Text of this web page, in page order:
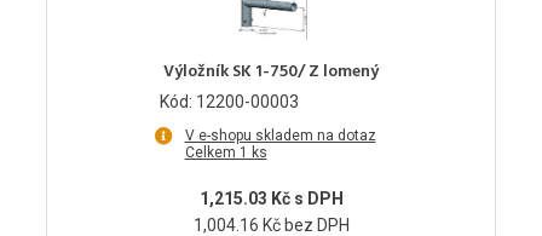
Výložník SK 1-750/ Z lomený
Kód: 12200-00003
V e-shopu skladem na dotaz
Celkem 1 ks
1,215.03 Kč s DPH
1,004.16 Kč bez DPH